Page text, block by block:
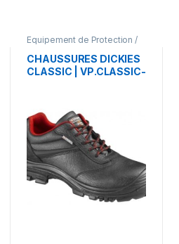
Equipement de Protection /
EPI
Vêtements de travail
CHAUSSURES DICKIES
CLASSIC | VP.CLASSIC-